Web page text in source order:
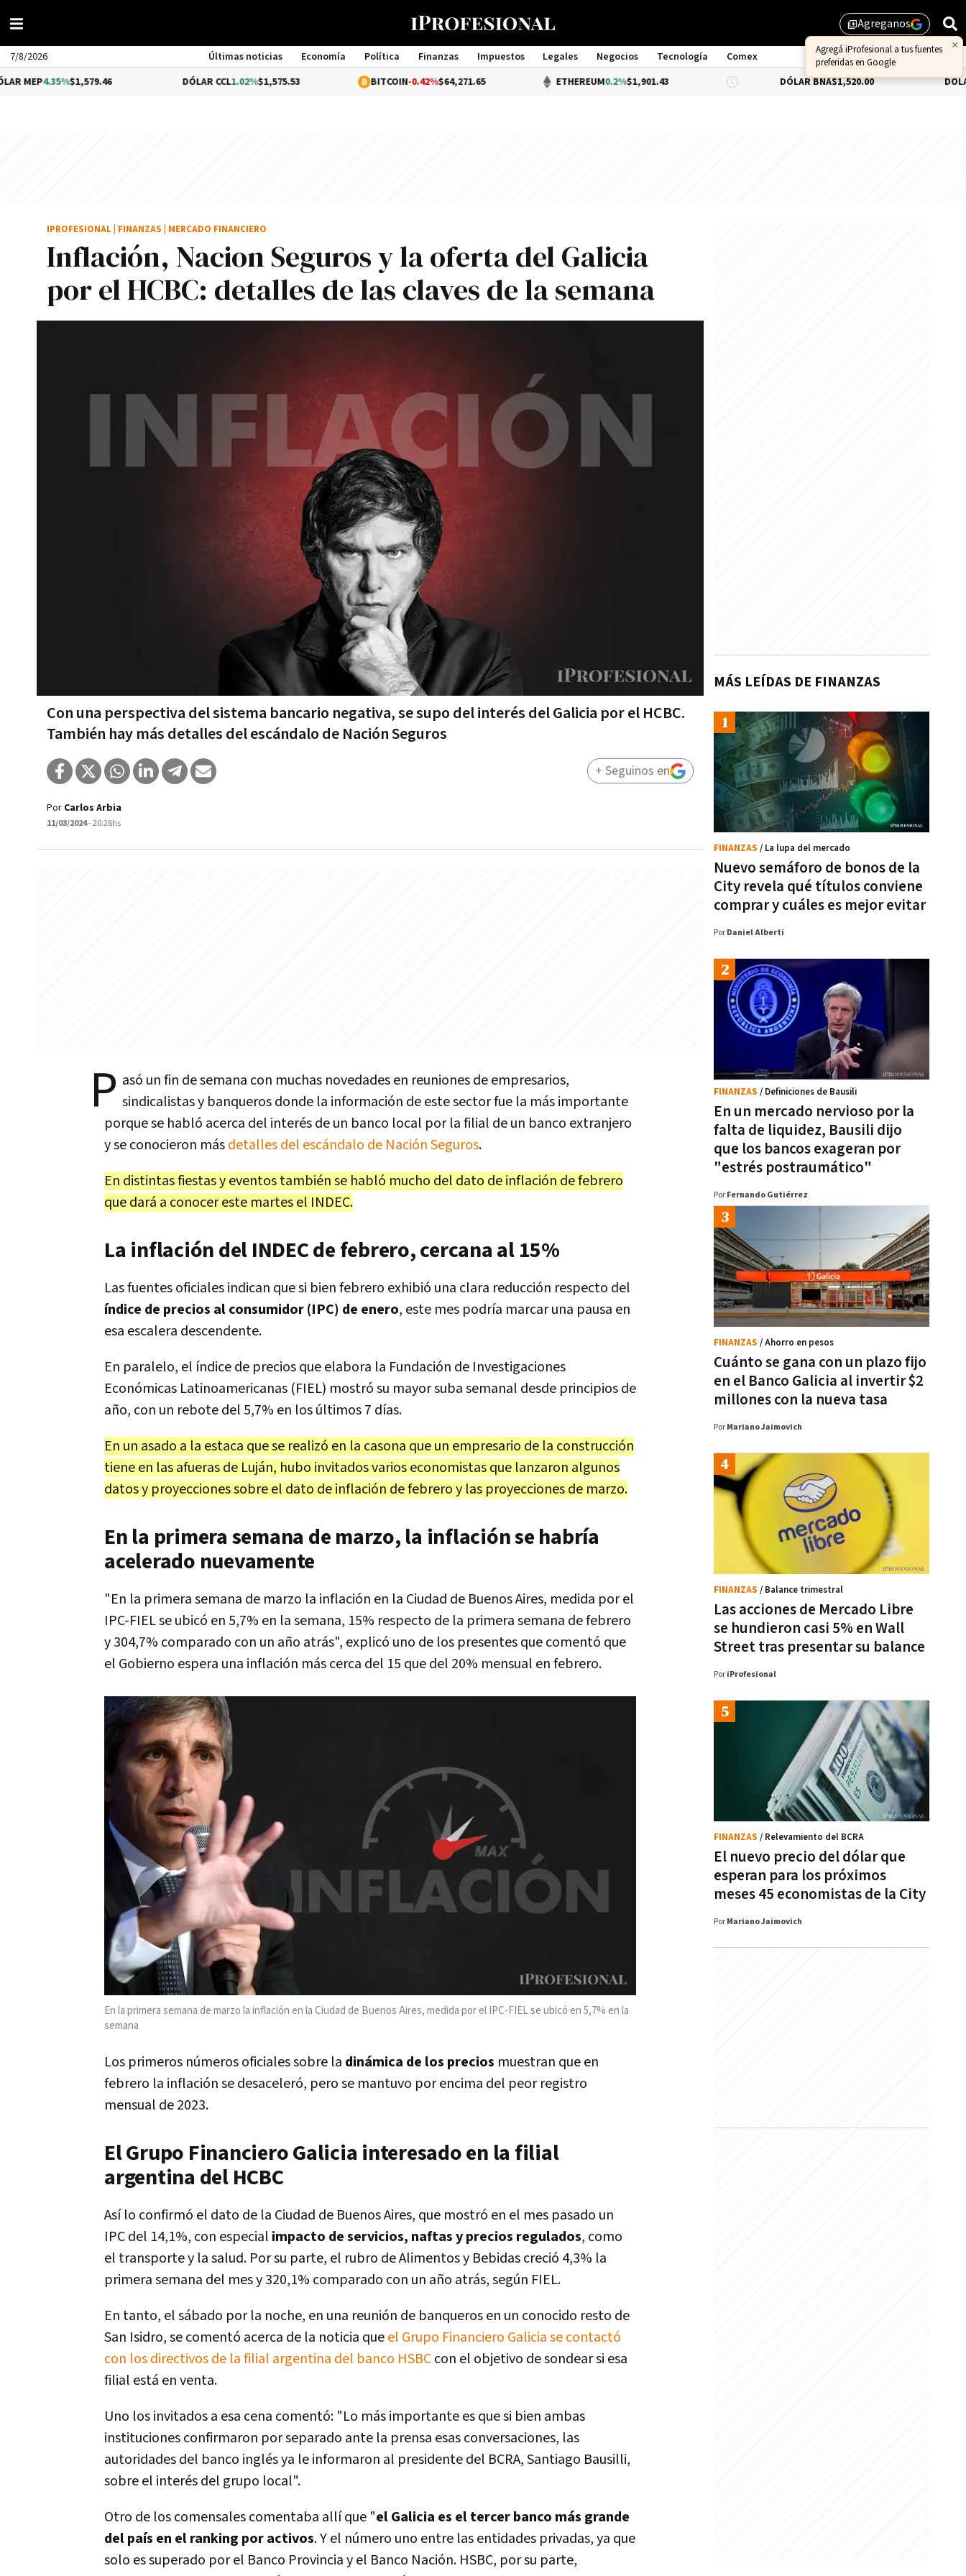
library_addAgreganos
×
Agregá iProfesional a tus fuentes
preferidas en Google
7/8/2026 Últimas noticias Economía Política Finanzas Impuestos Legales Negocios Tecnología
Comex
Management
$1,579.46 1.02%$1,575.53 -0.42%$64,271.65 ETHEREUM 0.2%$1,901.43 DÓLAR BNA $1,520.00 DÓLAR BLUE-
Inflación, Nacion Seguros y la oferta del Galicia
por el HCBC: detalles de las claves de la semana
Con una perspectiva del sistema bancario negativa, se supo del interés del Galicia por el HCBC.
También hay más detalles del escándalo de Nación Seguros
IPROFESIONAL FINANZAS MERCADO FINANCIERO
Por Carlos Arbia
11/03/2024- 20:26hs
+ Seguinos en
P asó un fin de semana con muchas novedades en reuniones de empresarios,
sindicalistas y banqueros donde la información de este sector fue la más importante
porque se habló acerca del interés de un banco local por la filial de un banco extranjero
y se conocieron másdetalles del escándalo de Nación Seguros.
En distintas fiestas y eventos también se habló mucho del dato de inflación de febrero
que dará a conocer este martes el INDEC.
La inflación del INDEC de febrero, cercana al 15%
Las fuentes oficiales indican que si bien febrero exhibió una clara reducción respecto del
índice de precios al consumidor (IPC) de enero, este mes podría marcar una pausa en
esa escalera descendente.
En paralelo, el índice de precios que elabora la Fundación de Investigaciones
Económicas Latinoamericanas (FIEL) mostró su mayor suba semanal desde principios de
año, con un rebote del 5,7% en los últimos 7 días.
En un asado a la estaca que se realizó en la casona que un empresario de la construcción
tiene en las afueras de Luján, hubo invitados varios economistas que lanzaron algunos
datos y proyecciones sobre el dato de inflación de febrero y las proyecciones de marzo.
En la primera semana de marzo, la inflación se habría
acelerado nuevamente
"En la primera semana de marzo la inflación en la Ciudad de Buenos Aires, medida por el
IPC-FIEL se ubicó en 5,7% en la semana, 15% respecto de la primera semana de febrero
y 304,7% comparado con un año atrás", explicó uno de los presentes que comentó que
el Gobierno espera una inflación más cerca del 15 que del 20% mensual en febrero.
En la primera semana de marzo la inflación en la Ciudad de Buenos Aires, medida por el IPC-FIEL se ubicó en 5,7% en la
semana
Los primeros números oficiales sobre la dinámica de los precios muestran que en
febrero la inflación se desaceleró, pero se mantuvo por encima del peor registro
mensual de 2023.
El Grupo Financiero Galicia interesado en la filial
argentina del HCBC
Así lo confirmó el dato de la Ciudad de Buenos Aires, que mostró en el mes pasado un
IPC del 14,1%, con especial impacto de servicios, naftas y precios regulados, como
el transporte y la salud. Por su parte, el rubro de Alimentos y Bebidas creció 4,3% la
primera semana del mes y 320,1% comparado con un año atrás, según FIEL.
En tanto, el sábado por la noche, en una reunión de banqueros en un conocido resto de
San Isidro, se comentó acerca de la noticia queel Grupo Financiero Galicia se contactó
con los directivos de la filial argentina del banco HSBCcon el objetivo de sondear si esa
filial está en venta.
Uno los invitados a esa cena comentó: "Lo más importante es que si bien ambas
instituciones confirmaron por separado ante la prensa esas conversaciones, las
autoridades del banco inglés ya le informaron al presidente del BCRA, Santiago Bausilli,
sobre el interés del grupo local".
Otro de los comensales comentaba allí que "el Galicia es el tercer banco más grande
del país en el ranking por activos. Y el número uno entre las entidades privadas, ya que
solo es superado por el Banco Provincia y el Banco Nación. HSBC, por su parte,
MÁS LEÍDAS DE FINANZAS
Nuevo semáforo de bonos de la
City revela qué títulos conviene
comprar y cuáles es mejor evitar
FINANZAS / La lupa del mercado
Por Daniel Alberti
En un mercado nervioso por la
falta de liquidez, Bausili dijo
que los bancos exageran por
"estrés postraumático"
FINANZAS / Definiciones de Bausili
Por Fernando Gutiérrez
Cuánto se gana con un plazo fijo
en el Banco Galicia al invertir $2
millones con la nueva tasa
FINANZAS / Ahorro en pesos
Por Mariano Jaimovich
Las acciones de Mercado Libre
se hundieron casi 5% en Wall
Street tras presentar su balance
FINANZAS / Balance trimestral
Por iProfesional
El nuevo precio del dólar que
esperan para los próximos
meses 45 economistas de la City
FINANZAS / Relevamiento del BCRA
Por Mariano Jaimovich